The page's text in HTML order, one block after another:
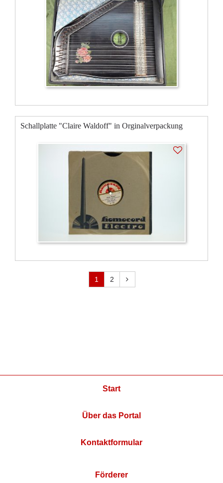
Schallplatte "Claire Waldoff" in Orginalverpackung
1 2
Start
Über das Portal
Kontaktformular
Förderer